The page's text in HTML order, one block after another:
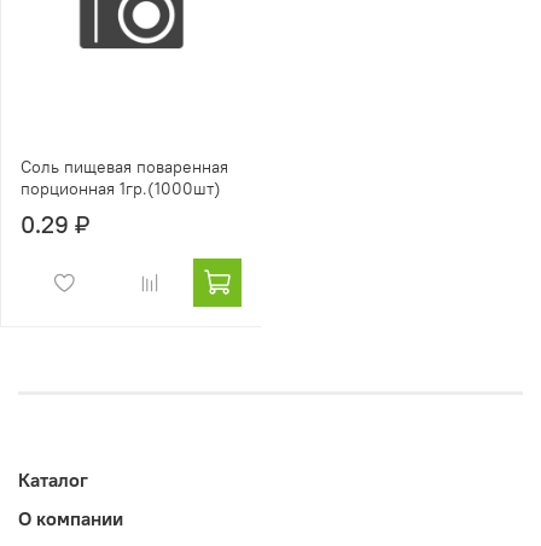
Соль пищевая поваренная
порционная 1гр.(1000шт)
0.29 ₽
Каталог
О компании